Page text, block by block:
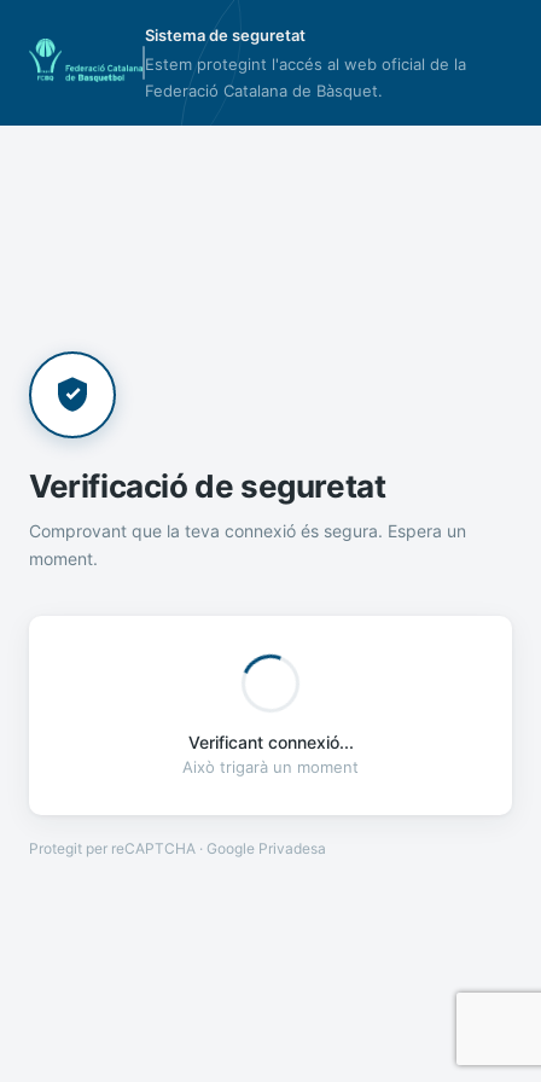
Sistema de seguretat
Estem protegint l'accés al web oficial de la
Federació Catalana de Bàsquet.
Verificació de seguretat
Comprovant que la teva connexió és segura. Espera un
moment.
Verificant connexió...
Això trigarà un moment
Protegit per reCAPTCHA · Google Privadesa